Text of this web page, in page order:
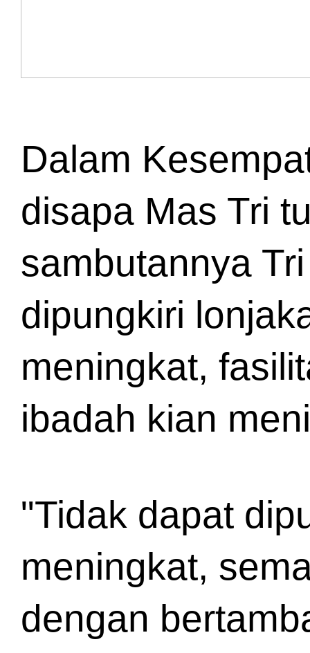
Dalam
disapa Mas Tri
sambutannya
dipungkiri
meningkat,
ibadah kian
"Tidak dapat
meningkat,
dengan